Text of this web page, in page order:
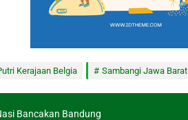
Kerajaan Belgia Sambangi Jawa Barat
Bancakan Bandung